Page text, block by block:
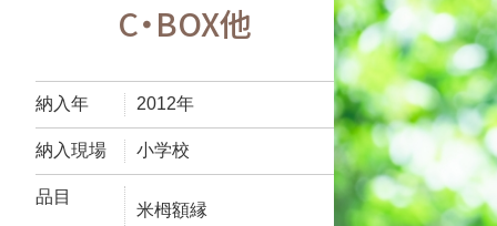
C・BOX他
納入年 2012年
納入現場 小学校
品目
米栂額縁